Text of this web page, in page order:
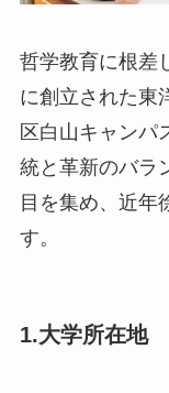
哲学教育に根差
に創立された東
区白山キャンパ
統と革新のバラ
目を集め、近年
す。
1.大学所在地